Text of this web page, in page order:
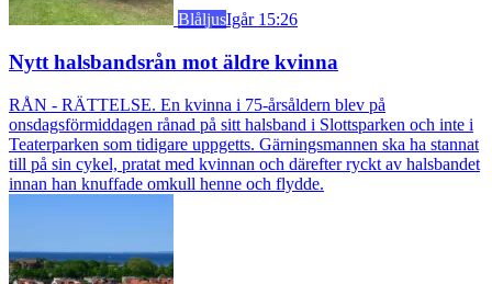
BlåljusIgår 15:26
Nytt halsbandsrån mot äldre kvinna
RÅN - RÄTTELSE. En kvinna i 75-årsåldern blev på
onsdagsförmiddagen rånad på sitt halsband i Slottsparken och inte i
Teaterparken som tidigare uppgetts. Gärningsmannen ska ha stannat
till på sin cykel, pratat med kvinnan och därefter ryckt av halsbandet
innan han knuffade omkull henne och flydde.